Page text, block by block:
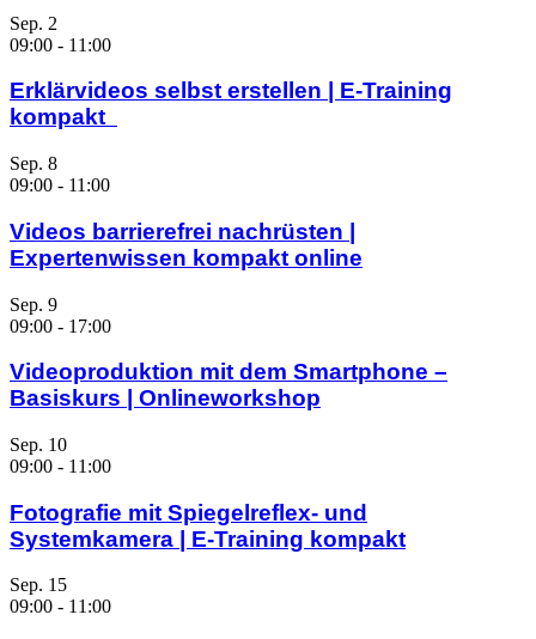
Sep. 2
09:00 - 11:00
Erklärvideos selbst erstellen | E-Training
kompakt
Sep. 8
09:00 - 11:00
Videos barrierefrei nachrüsten |
Expertenwissen kompakt online
Sep. 9
09:00 - 17:00
Videoproduktion mit dem Smartphone –
Basiskurs | Onlineworkshop
Sep. 10
09:00 - 11:00
Fotografie mit Spiegelreflex- und
Systemkamera | E-Training kompakt
Sep. 15
09:00 - 11:00